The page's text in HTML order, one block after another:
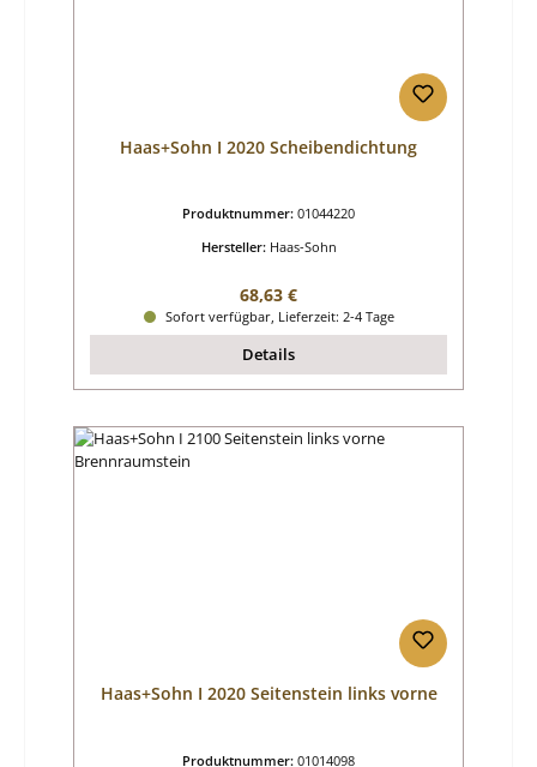
Haas+Sohn I 2020 Scheibendichtung
Produktnummer: 01044220
Hersteller: Haas-Sohn
Regulärer Preis:
68,63 €
Sofort verfügbar, Lieferzeit: 2-4 Tage
Details
Haas+Sohn I 2020 Seitenstein links vorne
Produktnummer: 01014098